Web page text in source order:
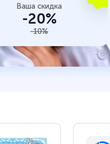
Ваша скидка
-20%
-10%